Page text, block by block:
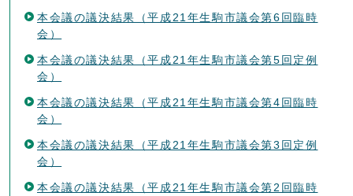
本会議の議決結果（平成21年生駒市議会第6回臨時
会）
本会議の議決結果（平成21年生駒市議会第5回定例
会）
本会議の議決結果（平成21年生駒市議会第4回臨時
会）
本会議の議決結果（平成21年生駒市議会第3回定例
会）
本会議の議決結果（平成21年生駒市議会第2回臨時